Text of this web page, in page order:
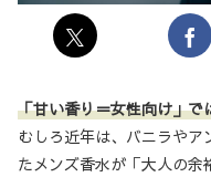
「甘い香り＝女性向け」で
むしろ近年は、バニラや
たメンズ香水が「大人の余